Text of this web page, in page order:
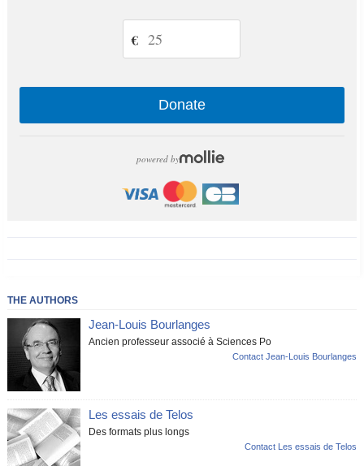
€
Donate
powered by
THE AUTHORS
Jean-Louis Bourlanges
Ancien professeur associé à Sciences Po
Contact Jean-Louis Bourlanges
Les essais de Telos
Des formats plus longs
Contact Les essais de Telos